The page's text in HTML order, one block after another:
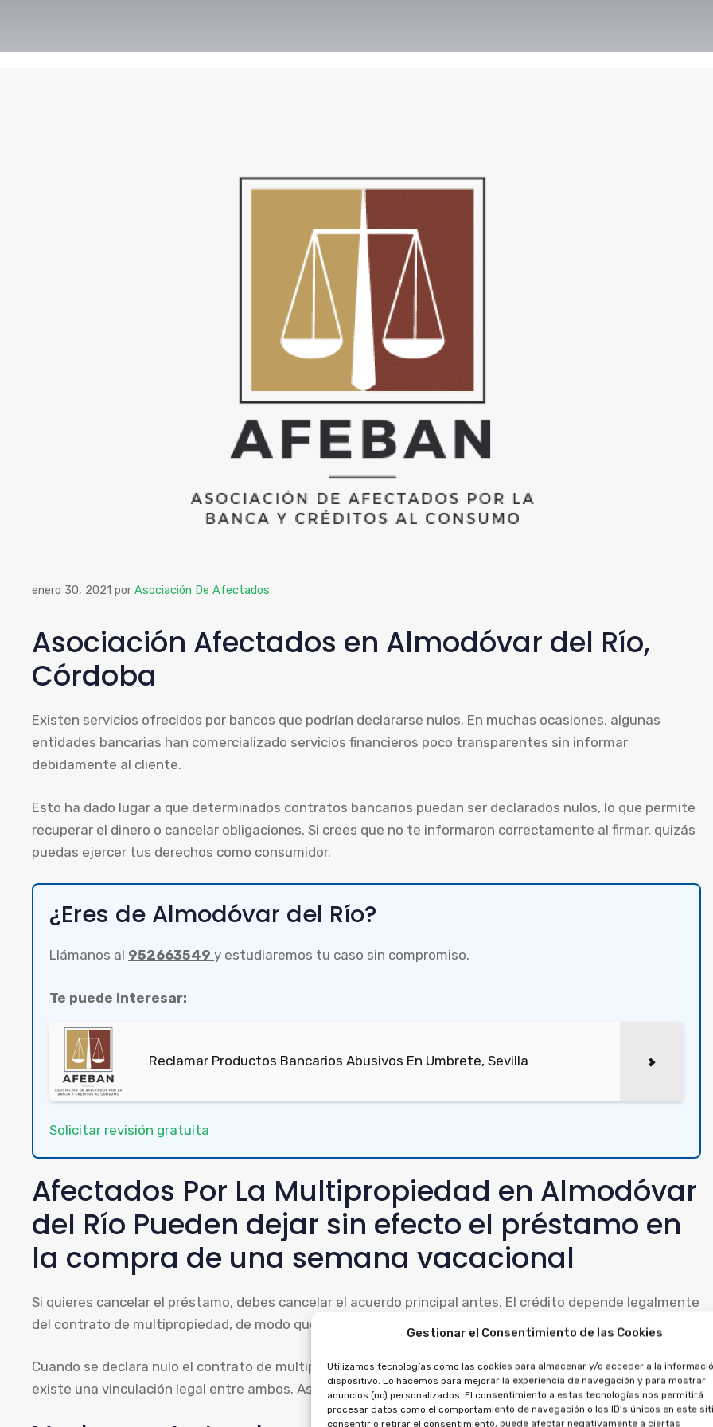
Gestionar el Consentimiento de las Cookies
Utilizamos tecnologías como las cookies para almacenar y/o acceder a la
dispositivo. Lo hacemos para mejorar la experiencia de navegación y para mostrar
anuncios (no) personalizados. El consentimiento a estas tecnologías nos permitirá
procesar datos como el comportamiento de navegación o los ID's únicos en este
consentir o retirar el consentimiento, puede afectar negativamente a ciertas
enero 30, 2021 por Asociación De Afectados
Asociación Afectados en Almodóvar del Río,
Córdoba
Existen servicios ofrecidos por bancos que podrían declararse nulos. En muchas ocasiones, algunas
entidades bancarias han comercializado servicios financieros poco transparentes sin informar
debidamente al cliente.
Esto ha dado lugar a que determinados contratos bancarios puedan ser declarados nulos, lo que permite
recuperar el dinero o cancelar obligaciones. Si crees que no te informaron correctamente al firmar, quizás
puedas ejercer tus derechos como consumidor.
¿Eres de Almodóvar del Río?
Llámanos al 952663549 y estudiaremos tu caso sin compromiso.
Te puede interesar:
Reclamar Productos Bancarios Abusivos En Umbrete, Sevilla
Solicitar revisión gratuita
Afectados Por La Multipropiedad en Almodóvar
del Río Pueden dejar sin efecto el préstamo en
la compra de una semana vacacional
Si quieres cancelar el préstamo, debes cancelar el acuerdo principal antes. El crédito depende legalmente
del contrato de multipropiedad, de modo que no puede cancelarse de forma independiente.
Cuando se declara nulo el contrato de multipropiedad, puedes pedir que se cancele el préstamo, porque
existe una vinculación legal entre ambos. Así podrás exigir las cantidades pagadas, por ambos contratos.